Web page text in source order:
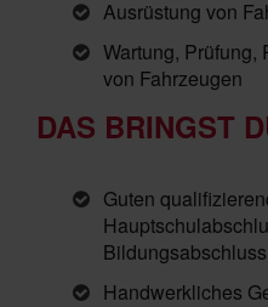
Ausrüstung von
Wartung, Prüfung,
von Fahrzeugen
DAS BRINGST
Guten
Handwerkliches